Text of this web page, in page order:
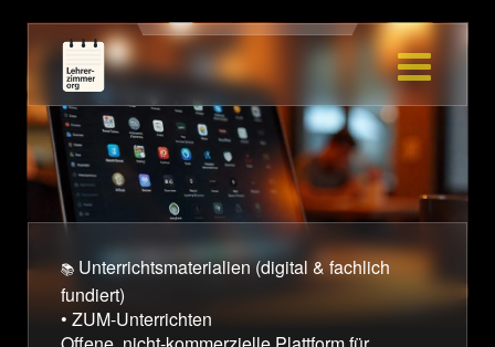
Home
Joy of Ed
Blog
Skriptorium
Tools
Didaktik
📚 Unterrichtsmaterialien (digital & fachlich
fundiert)
• ZUM-Unterrichten